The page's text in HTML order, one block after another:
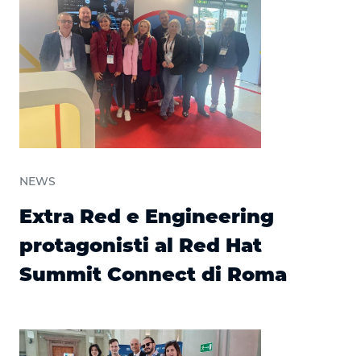
NEWS
Extra Red e Engineering
protagonisti al Red Hat
Summit Connect di Roma